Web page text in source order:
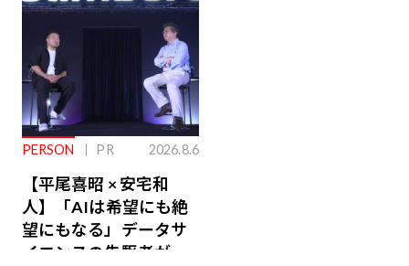
PERSON PR 2026.8.6
【平尾喜昭 × 安宅和
人】「AIは希望にも絶
望にもなる」データサ
イエンスの先駆者が語